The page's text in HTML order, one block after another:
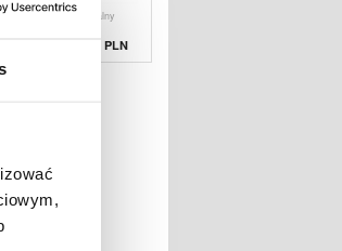
Uniwersalny
Pojemnościow
38,90 PLN